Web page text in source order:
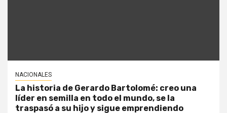
NACIONALES
La historia de Gerardo Bartolomé: creo una
líder en semilla en todo el mundo, se la
traspasó a su hijo y sigue emprendiendo